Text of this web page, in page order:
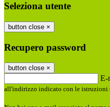
Seleziona utente
button close ×
Recupero password
button close ×
E-
all'indirizzo indicato con le istruzioni